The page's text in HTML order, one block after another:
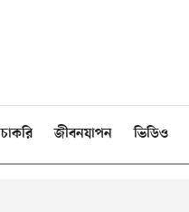
চাকরি জীবনযাপন ভিডিও